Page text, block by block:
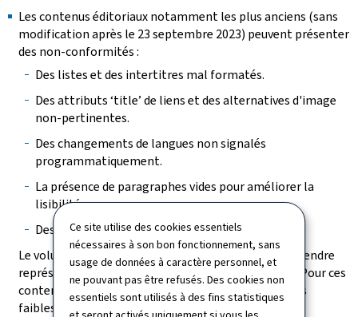
Ce site utilise des cookies essentiels
nécessaires à son bon fonctionnement, sans
usage de données à caractère personnel, et
ne pouvant pas être refusés. Des cookies non
essentiels sont utilisés à des fins statistiques
Les contenus éditoriaux notamment les plus anciens (sans
modification après le 23 septembre 2023) peuvent présenter
des non-conformités :
Des listes et des intertitres mal formatés.
Des attributs ‘title’ de liens et des alternatives d'image
non-pertinentes.
Des changements de langues non signalés
programmatiquement.
La présence de paragraphes vides pour améliorer la
lisibilité.
Des tableaux incorrectement structurés.
Le volume des pages à vérifier et des contenus à reprendre
représente une charge de travail trop conséquente. Pour ces
contenus, il a été vérifié que, bien que présentant des
faiblesses de structuration, les non-conformités les